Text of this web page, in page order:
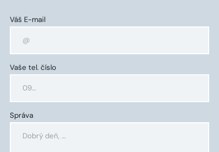
Váš E-mail
Vaše tel. číslo
Správa